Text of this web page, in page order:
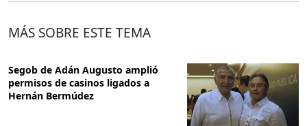
MÁS SOBRE ESTE TEMA
Segob de Adán Augusto amplió
permisos de casinos ligados a
Hernán Bermúdez